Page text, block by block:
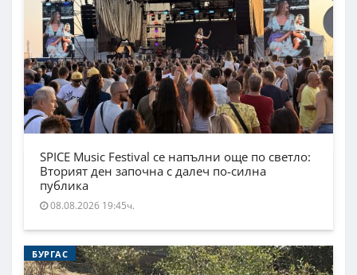
SPICE Music Festival се напълни още по светло:
Вторият ден започна с далеч по-силна
публика
08.08.2026 19:45ч.
БУРГАС